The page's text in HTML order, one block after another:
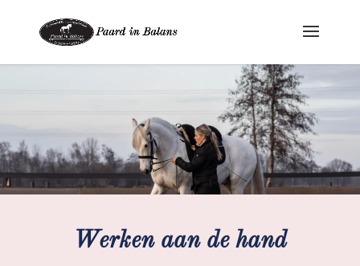
Werken aan de hand